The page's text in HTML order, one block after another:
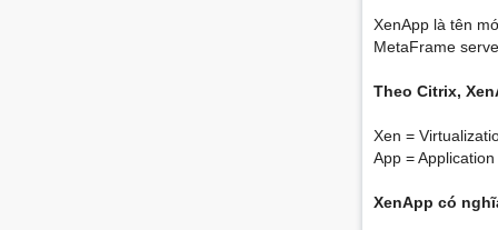
XenApp là tên
MetaFrame
Theo Citrix,
Xen =
App =
XenApp có